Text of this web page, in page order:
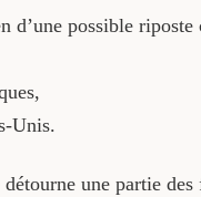
possible riposte
Unis.
une partie